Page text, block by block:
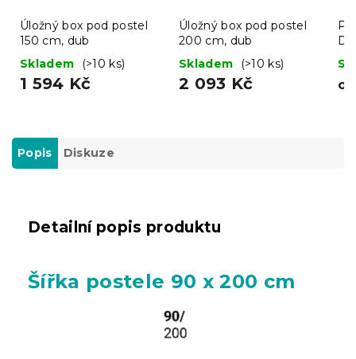
Úložný box pod postel
150 cm, dub
Skladem
(>10 ks)
1 594 Kč
Úložný box pod postel
200 cm, dub
Skladem
(>10 ks)
2 093 Kč od
Popis Diskuze
Detailní popis produktu
Šířka postele 90 x 200 cm